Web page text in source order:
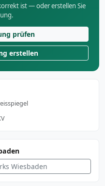
ist — oder erstellen Sie
prüfen
erstellen
Wiesbaden